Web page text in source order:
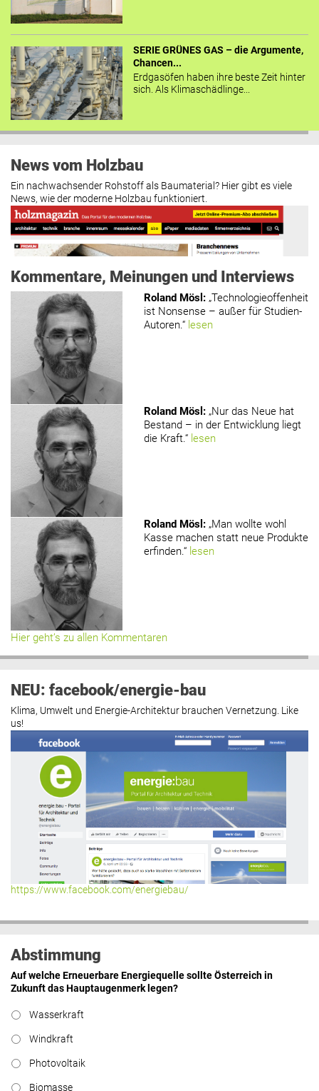
SERIE GRÜNES GAS – die Argumente,
Chancen...
Erdgasöfen haben ihre beste Zeit hinter
sich. Als Klimaschädlinge...
News vom Holzbau
Ein nachwachsender Rohstoff als Baumaterial? Hier gibt es viele
News, wie der moderne Holzbau funktioniert.
www.holzmagazin.com
Kommentare, Meinungen und Interviews
Roland Mösl : „Technologieoffenheit
ist Nonsense – außer für Studien-
Autoren.“ lesen
Roland Mösl : „Nur das Neue hat
Bestand – in der Entwicklung liegt
die Kraft.“ lesen
Roland Mösl : „Man wollte wohl
Kasse machen statt neue Produkte
erfinden.“ lesen
Hier geht’s zu allen Kommentaren
NEU: facebook/energie-bau
Klima, Umwelt und Energie-Architektur brauchen Vernetzung. Like
us!
https://www.facebook.com/energiebau/
Abstimmung
Auf welche Erneuerbare Energiequelle sollte Österreich in
Zukunft das Hauptaugenmerk legen?
Wasserkraft
Windkraft
Photovoltaik
Biomasse